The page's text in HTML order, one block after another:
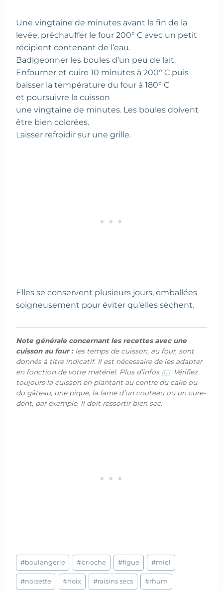
Une vingtaine de minutes avant la fin de la
levée, préchauffer le four 200° C avec un petit
récipient contenant de l’eau.
Badigeonner les boules d’un peu de lait.
Enfourner et cuire 10 minutes à 200° C puis
baisser la température du four à 180° C
et poursuivre la cuisson
une vingtaine de minutes. Les boules doivent
être bien colorées.
Laisser refroidir sur une grille.
Elles se conservent plusieurs jours, emballées
soigneusement pour éviter qu’elles sèchent.
Note générale concernant les recettes avec une
cuisson au four :les temps de cuisson, au four, sont
donnés à titre indicatif. Il est nécessaire de les adapter
en fonction de votre matériel. Plus d’infos ICI. Vérifiez
toujours la cuisson en plantant au centre du cake ou
du gâteau, une pique, la lame d’un couteau ou un cure-
dent, par exemple. Il doit ressortir bien sec.
Étiquettes
de
la
#boulangerie #brioche #figue #miel
#noisette #noix #raisins secs #rhum